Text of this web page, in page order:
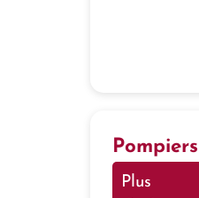
Pompiers
Plus